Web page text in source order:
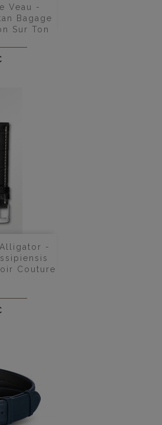
Veau -
Bagage
Sur Ton
-
Couture